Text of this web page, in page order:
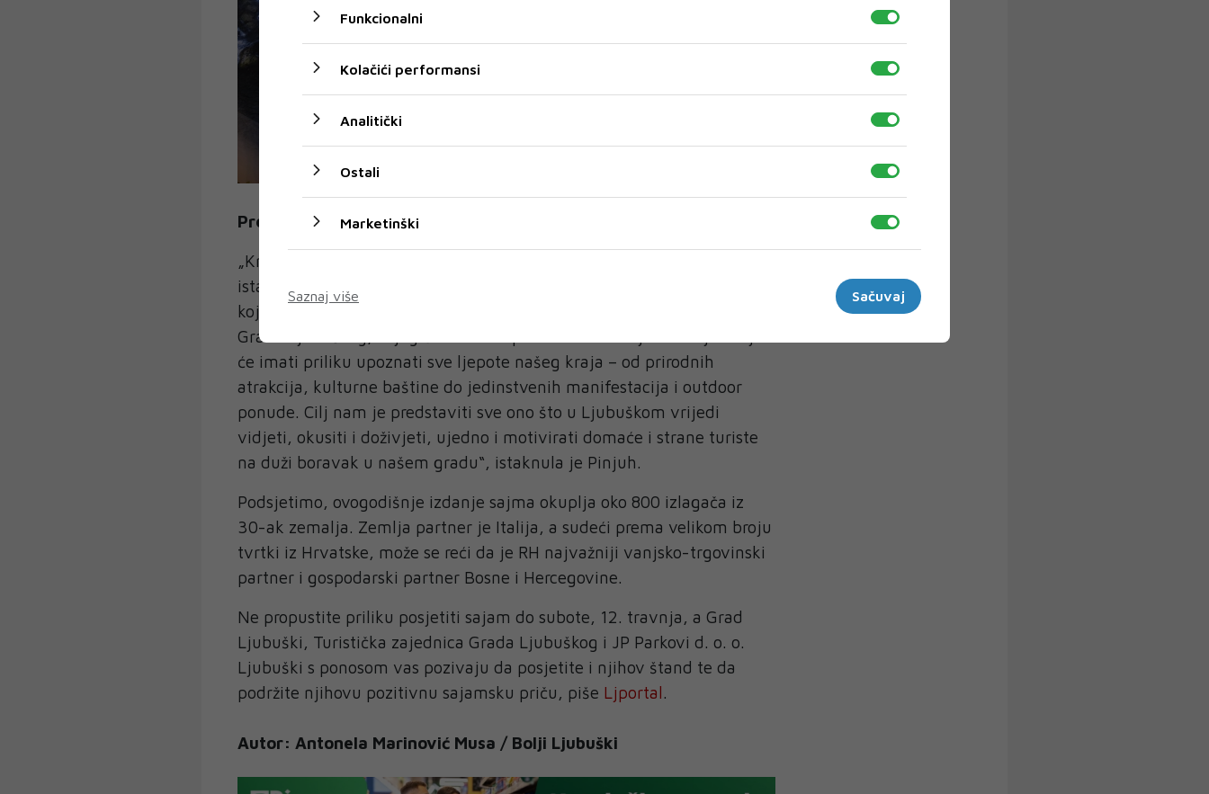
Predstavljanje turističkog vodiča
„Kristijan je prepoznao potencijal Ljubuškog i s oduševljenjem
istaknuo prirodne ljepote, bogatu kulturnu baštinu i toplinu domaćina
koju je ovdje doživio. Sve to bit će objedinjeno u turističkom vodiču
Grada Ljubuškog, kojeg ćemo sutra predstaviti na sajmu. Posjetitelji
će imati priliku upoznati sve ljepote našeg kraja – od prirodnih
atrakcija, kulturne baštine do jedinstvenih manifestacija i outdoor
ponude. Cilj nam je predstaviti sve ono što u Ljubuškom vrijedi
vidjeti, okusiti i doživjeti, ujedno i motivirati domaće i strane turiste
na duži boravak u našem gradu“, istaknula je Pinjuh.
Podsjetimo, ovogodišnje izdanje sajma okuplja oko 800 izlagača iz
30-ak zemalja. Zemlja partner je Italija, a sudeći prema velikom broju
tvrtki iz Hrvatske, može se reći da je RH najvažniji vanjsko-trgovinski
partner i gospodarski partner Bosne i Hercegovine.
Ne propustite priliku posjetiti sajam do subote, 12. travnja, a Grad
Ljubuški, Turistička zajednica Grada Ljubuškog i JP Parkovi d. o. o.
Ljubuški s ponosom vas pozivaju da posjetite i njihov štand te da
podržite njihovu pozitivnu sajamsku priču, piše Ljportal.
Autor: Antonela Marinović Musa / Bolji Ljubuški
Funkcionalni
Kolačići performansi
Analitički
Ostali
Marketinški
Saznaj više Sačuvaj